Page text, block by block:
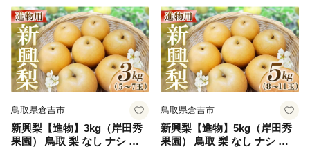
鳥取県倉吉市
新興梨【進物】3kg（岸田秀
果園） 鳥取 梨 なし ナシ 果
鳥取県倉吉市
新興梨【進物】5kg（岸田秀
果園） 鳥取 梨 なし ナシ 果